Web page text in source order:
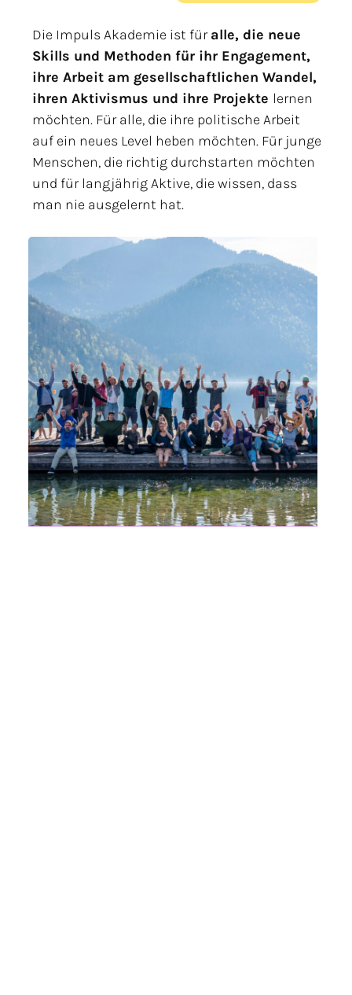
Die Impuls Akademie ist füralle, die neue
Skills und Methoden für ihr Engagement,
ihre Arbeit am gesellschaftlichen Wandel,
ihren Aktivismus und ihre Projekte lernen
möchten. Für alle, die ihre politische Arbeit
auf ein neues Level heben möchten. Für junge
Menschen, die richtig durchstarten möchten
und für langjährig Aktive, die wissen, dass
man nie ausgelernt hat.